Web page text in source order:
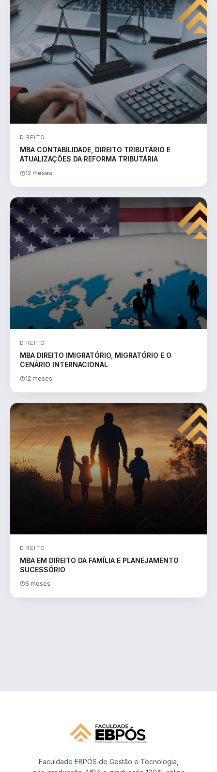
DIREITO
MBA CONTABILIDADE, DIREITO TRIBUTÁRIO E
ATUALIZAÇÕES DA REFORMA TRIBUTÁRIA
12 meses
DIREITO
MBA DIREITO IMIGRATÓRIO, MIGRATÓRIO E O
CENÁRIO INTERNACIONAL
12 meses
DIREITO
MBA EM DIREITO DA FAMÍLIA E PLANEJAMENTO
SUCESSÓRIO
6 meses
Faculdade EBPÓS de Gestão e Tecnologia,